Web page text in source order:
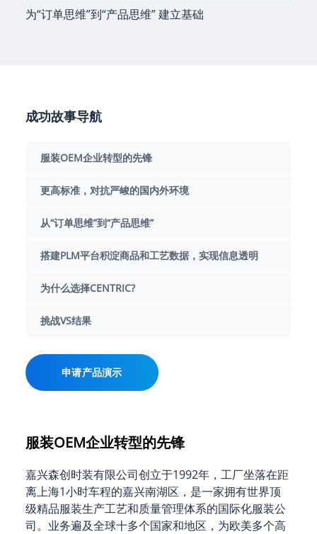
为“订单思维”到“产品思维” 建立基础
成功故事导航
服装OEM企业转型的先锋
更高标准，对抗严峻的国内外环境
从“订单思维”到“产品思维”
搭建PLM平台积淀商品和工艺数据，实现信息透明
为什么选择CENTRIC?
挑战VS结果
申请产品演示
服装OEM企业转型的先锋
嘉兴森创时装有限公司创立于1992年，工厂坐落在距
离上海1小时车程的嘉兴南湖区，是一家拥有世界顶
级精品服装生产工艺和质量管理体系的国际化服装公
司。业务遍及全球十多个国家和地区，为欧美多个高